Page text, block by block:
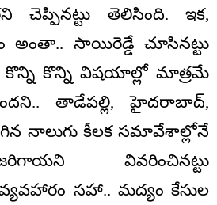
చెప్పిన‌ట్టు తెలిసింది. ఇక‌,
అంతా.. సాయిరెడ్డే చూసిన‌ట్టు
కొన్ని కొన్ని విష‌యాల్లో మాత్ర‌మే
తాడేప‌ల్లి, హైద‌రాబాద్‌,
నాలుగు కీల‌క స‌మావేశాల్లోనే
వివ‌రించిన‌ట్టు
స‌హా.. మ‌ద్యం కేసుల